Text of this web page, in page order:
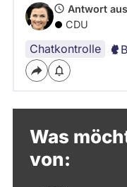
Antwort
CDU
Chatkontrolle
Was
von: